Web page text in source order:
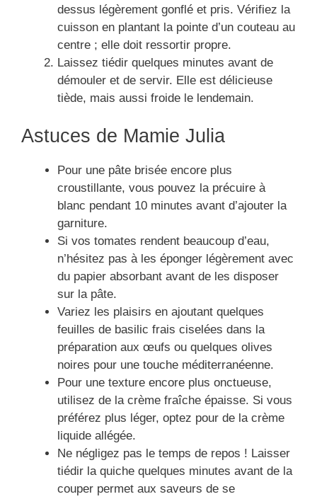
dessus légèrement gonflé et pris. Vérifiez la
cuisson en plantant la pointe d’un couteau au
centre ; elle doit ressortir propre.
Laissez tiédir quelques minutes avant de
démouler et de servir. Elle est délicieuse
tiède, mais aussi froide le lendemain.
Astuces de Mamie Julia
Pour une pâte brisée encore plus
croustillante, vous pouvez la précuire à
blanc pendant 10 minutes avant d’ajouter la
garniture.
Si vos tomates rendent beaucoup d’eau,
n’hésitez pas à les éponger légèrement avec
du papier absorbant avant de les disposer
sur la pâte.
Variez les plaisirs en ajoutant quelques
feuilles de basilic frais ciselées dans la
préparation aux œufs ou quelques olives
noires pour une touche méditerranéenne.
Pour une texture encore plus onctueuse,
utilisez de la crème fraîche épaisse. Si vous
préférez plus léger, optez pour de la crème
liquide allégée.
Ne négligez pas le temps de repos ! Laisser
tiédir la quiche quelques minutes avant de la
couper permet aux saveurs de se